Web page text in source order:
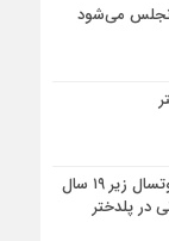
می‌شود
برگزاری مسابقات چهارجانبه فوتسال زیر ۱۹ سال
در پلدختر